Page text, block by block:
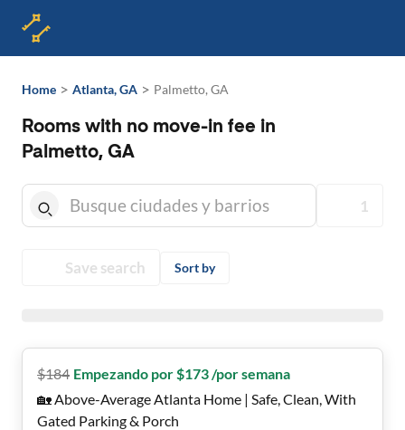
Home > Atlanta, GA > Palmetto, GA
Rooms with no move-in fee in
Palmetto, GA
1
Save search Sort by
$184 Empezando por $173 /por semana
🏡 Above-Average Atlanta Home | Safe, Clean, With
Gated Parking & Porch